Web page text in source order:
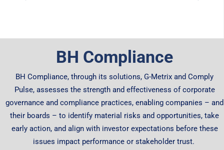
BH Compliance
BH Compliance, through its solutions, G-Metrix and Comply
Pulse, assesses the strength and effectiveness of corporate
governance and compliance practices, enabling companies – and
their boards – to identify material risks and opportunities, take
early action, and align with investor expectations before these
issues impact performance or stakeholder trust.